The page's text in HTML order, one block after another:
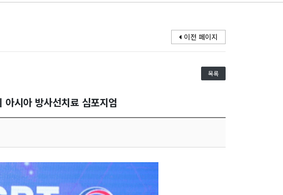
이전 페이지
목록
시아 방사선치료 심포지엄